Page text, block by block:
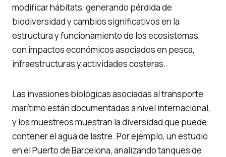
modificar hábitats, generando pérdida de
biodiversidad y cambios significativos en la
estructura y funcionamiento de los ecosistemas,
con impactos económicos asociados en pesca,
infraestructuras y actividades costeras.
Las invasiones biológicas asociadas al transporte
marítimo están documentadas a nivel internacional,
y los muestreos muestran la diversidad que puede
contener el agua de lastre. Por ejemplo, un estudio
en el Puerto de Barcelona, analizando tanques de